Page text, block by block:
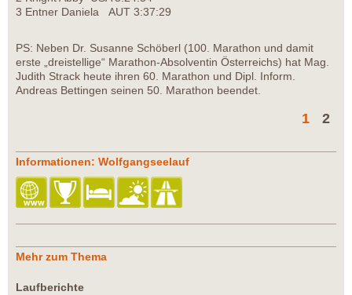
3 Entner Daniela AUT 3:37:29
PS: Neben Dr. Susanne Schöberl (100. Marathon und damit
erste „dreistellige“ Marathon-Absolventin Österreichs) hat Mag.
Judith Strack heute ihren 60. Marathon und Dipl. Inform.
Andreas Bettingen seinen 50. Marathon beendet.
1 2
Informationen: Wolfgangseelauf
Mehr zum Thema
Laufberichte